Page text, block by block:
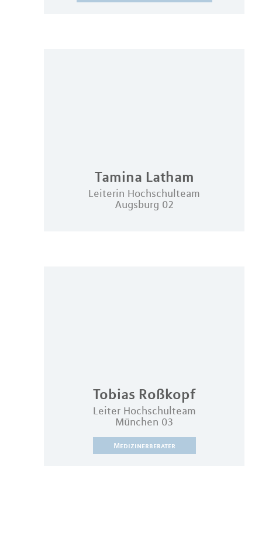
Tamina Latham
Leiterin Hochschulteam
Augsburg 02
Tobias Roßkopf
Leiter Hochschulteam
München 03
Medizinerberater